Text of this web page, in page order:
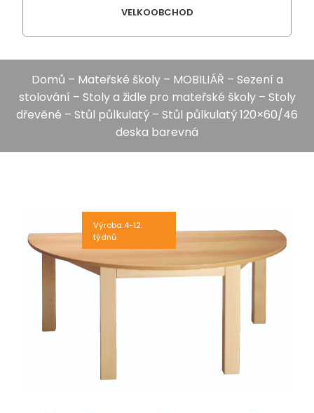
VELKOOBCHOD
Domů – Mateřské školy– MOBILIÁŘ – Sezení a
stolování – Stoly a židle pro mateřské školy– Stoly
dřevěné – Stůl půlkulatý – Stůl půlkulatý 120×60/46
deska barevná
Výroba 4-12.
týdnů